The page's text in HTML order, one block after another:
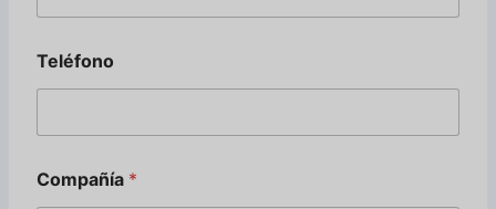
r
e
Teléfono
Compañía *